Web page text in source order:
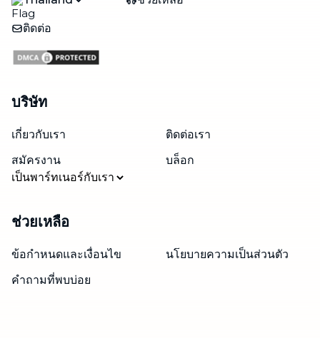
ติดต่อ
บริษัท
เกี่ยวกับเรา
ติดต่อเรา
สมัครงาน
บล็อก
เป็นพาร์ทเนอร์กับเรา
ช่วยเหลือ
ข้อกำหนดและเงื่อนไข
นโยบายความเป็นส่วนตัว
คำถามที่พบบ่อย